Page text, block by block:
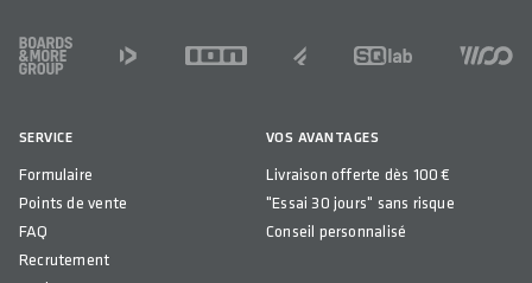
FOOTER
SERVICE
Formulaire
Points de vente
FAQ
Recrutement
VOS AVANTAGES
Livraison offerte dès 100 €
"Essai 30 jours" sans risque
Conseil personnalisé